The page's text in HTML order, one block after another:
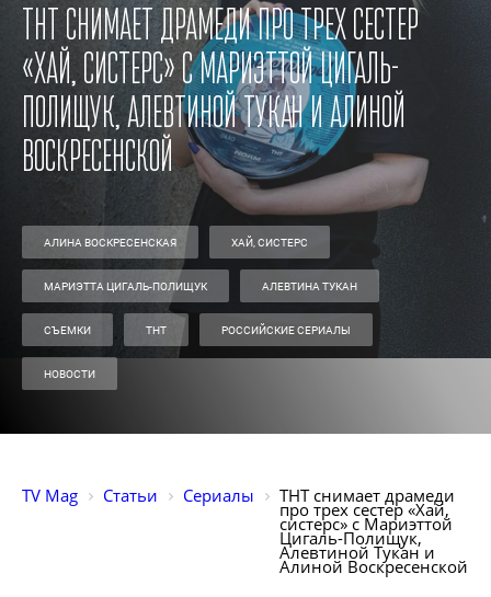
ТНТ снимает драмеди про трех сестер
«Хай, систерс» с Мариэттой Цигаль-
Полищук, Алевтиной Тукан и Алиной
Воскресенской
АЛИНА ВОСКРЕСЕНСКАЯ ХАЙ, СИСТЕРС
МАРИЭТТА ЦИГАЛЬ-ПОЛИЩУК АЛЕВТИНА ТУКАН
СЪЕМКИ ТНТ РОССИЙСКИЕ СЕРИАЛЫ
НОВОСТИ
TV Mag Статьи Сериалы ТНТ снимает драмеди
про трех сестер «Хай,
систерс» с Мариэттой
Цигаль-Полищук,
Алевтиной Тукан и
Алиной Воскресенской